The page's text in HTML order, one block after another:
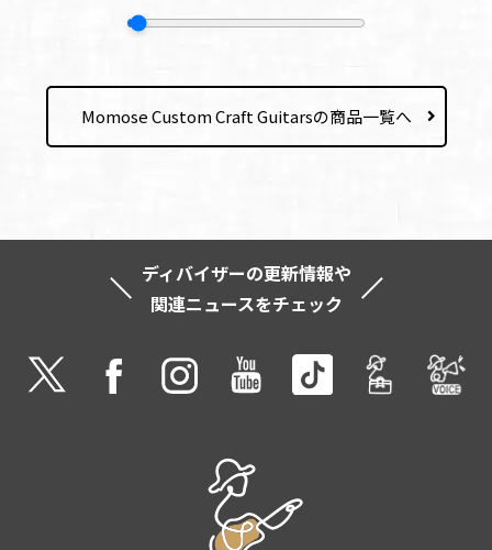
Momose Custom Craft Guitarsの商品一覧へ
ディバイザーの更新情報や
関連ニュースをチェック